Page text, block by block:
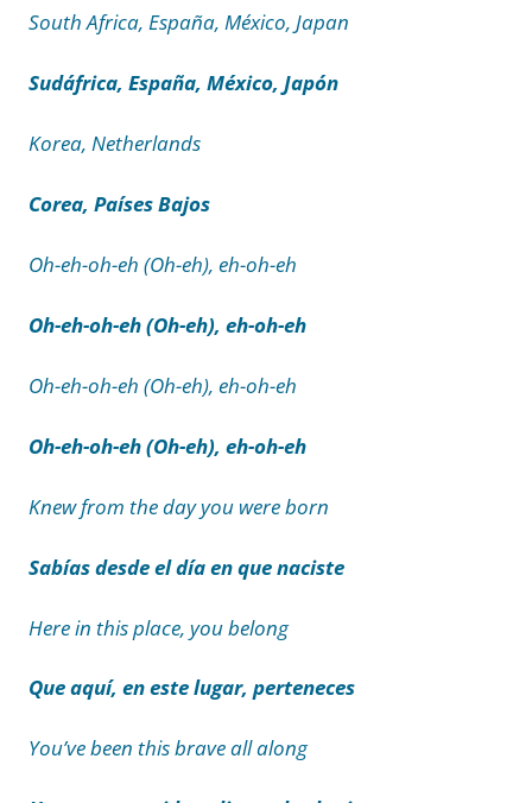
South Africa, España, México, Japan
Sudáfrica, España, México, Japón
Korea, Netherlands
Corea, Países Bajos
Oh-eh-oh-eh (Oh-eh), eh-oh-eh
Oh-eh-oh-eh (Oh-eh), eh-oh-eh
Oh-eh-oh-eh (Oh-eh), eh-oh-eh
Oh-eh-oh-eh (Oh-eh), eh-oh-eh
Knew from the day you were born
Sabías desde el día en que naciste
Here in this place, you belong
Que aquí, en este lugar, perteneces
You’ve been this brave all along